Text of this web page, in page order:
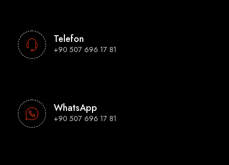
Telefon
+90 507 696 17 81
WhatsApp
+90 507 696 17 81